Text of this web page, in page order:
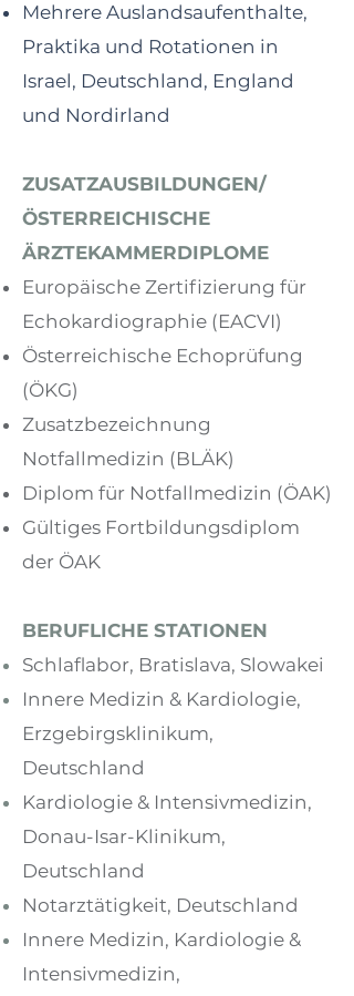
Mehrere Auslandsaufenthalte,
Praktika und Rotationen in
Israel, Deutschland, England
und Nordirland
ZUSATZAUSBILDUNGEN/
ÖSTERREICHISCHE
ÄRZTEKAMMERDIPLOME
Europäische Zertifizierung für
Echokardiographie (EACVI)
Österreichische Echoprüfung
(ÖKG)
Zusatzbezeichnung
Notfallmedizin (BLÄK)
Diplom für Notfallmedizin (ÖAK)
Gültiges Fortbildungsdiplom
der ÖAK
BERUFLICHE STATIONEN
Schlaflabor, Bratislava, Slowakei
Innere Medizin & Kardiologie,
Erzgebirgsklinikum,
Deutschland
Kardiologie & Intensivmedizin,
Donau-Isar-Klinikum,
Deutschland
Notarztätigkeit, Deutschland
Innere Medizin, Kardiologie &
Intensivmedizin,